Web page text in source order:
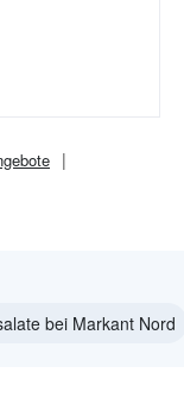
bei Markant Nord